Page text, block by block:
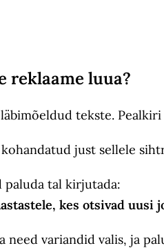
reklaame luua?
tekste.
just sellele
paluda tal kirjutada:
kes otsivad uusi
need variandid valis, ja